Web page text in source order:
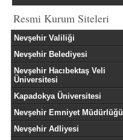
Resmi Kurum Siteleri
Nevşehir Valiliği
Nevşehir Belediyesi
Nevşehir Hacıbektaş Veli
Üniversitesi
Kapadokya Üniversitesi
Nevşehir Emniyet Müdürlüğü
Nevşehir Adliyesi